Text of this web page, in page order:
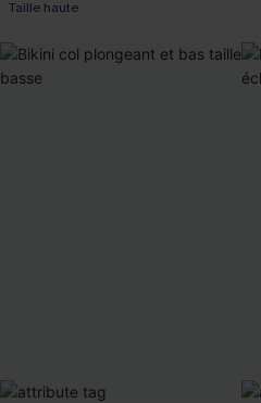
Taille haute